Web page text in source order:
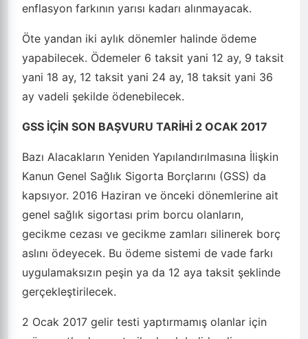
enflasyon farkının yarısı kadarı alınmayacak.
Öte yandan iki aylık dönemler halinde ödeme
yapabilecek. Ödemeler 6 taksit yani 12 ay, 9 taksit
yani 18 ay, 12 taksit yani 24 ay, 18 taksit yani 36
ay vadeli şekilde ödenebilecek.
GSS İÇİN SON BAŞVURU TARİHİ 2 OCAK 2017
Bazı Alacakların Yeniden Yapılandırılmasına İlişkin
Kanun Genel Sağlık Sigorta Borçlarını (GSS) da
kapsıyor. 2016 Haziran ve önceki dönemlerine ait
genel sağlık sigortası prim borcu olanların,
gecikme cezası ve gecikme zamları silinerek borç
aslını ödeyecek. Bu ödeme sistemi de vade farkı
uygulamaksızın peşin ya da 12 aya taksit şeklinde
gerçekleştirilecek.
2 Ocak 2017 gelir testi yaptırmamış olanlar için